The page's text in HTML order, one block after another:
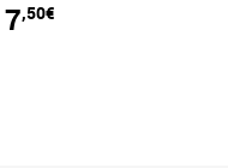
au panier
7,50€